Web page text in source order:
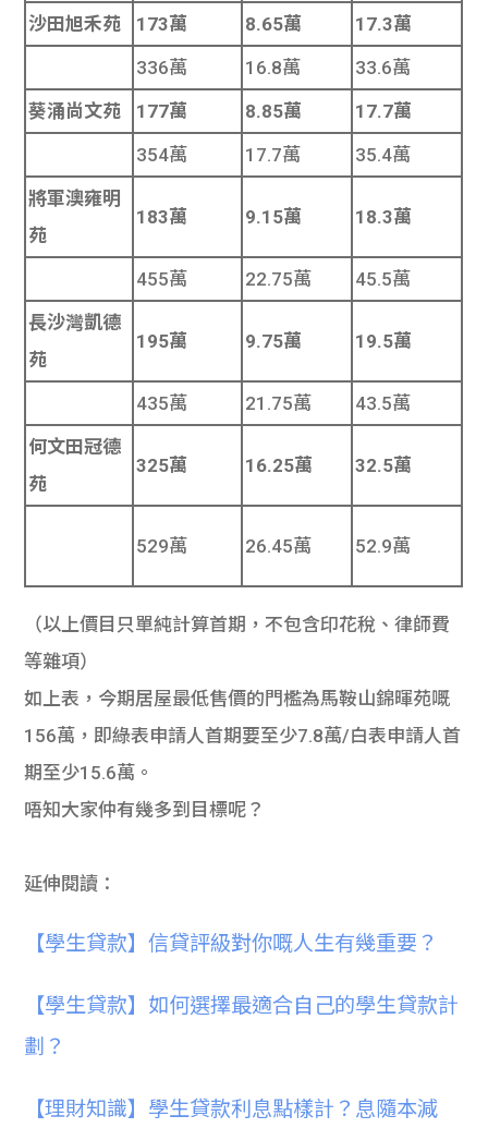
沙田旭禾苑
173萬 8.65萬
17.3萬
336萬
16.8萬
33.6萬
葵涌尚文苑
177萬 8.85萬
17.7萬
354萬
17.7萬
35.4萬
將軍澳雍明
苑
183萬 9.15萬 18.3萬
455萬 22.75萬
45.5萬
長沙灣凱德
苑
195萬 9.75萬 19.5萬
435萬 21.75萬
43.5萬
何文田冠德
苑
325萬 16.25萬 32.5萬
529萬 26.45萬 52.9萬
（以上價目只單純計算首期，不包含印花稅、律師費
等雜項）
如上表，今期居屋最低售價的門檻為馬鞍山錦暉苑嘅
156萬，即綠表申請人首期要至少7.8萬/白表申請人首
期至少15.6萬。
唔知大家仲有幾多到目標呢？
延伸閱讀：
【學生貸款】信貸評級對你嘅人生有幾重要？
【學生貸款】如何選擇最適合自己的學生貸款計
劃？
【理財知識】學生貸款利息點樣計？息隨本減